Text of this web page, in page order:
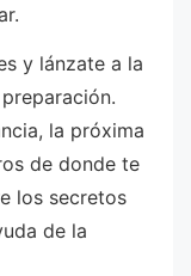
y lánzate a la
la próxima
de donde te
los secretos
de la